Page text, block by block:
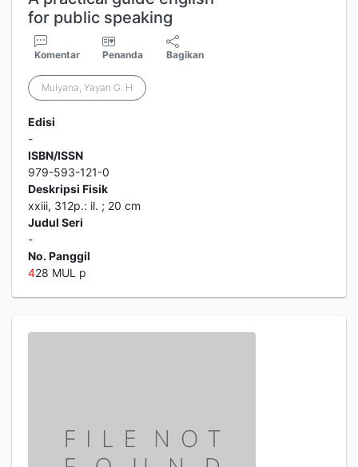
for public speaking
Komentar Penanda Bagikan
Mulyana, Yayan G. H
Edisi
-
ISBN/ISSN
979-593-121-0
Deskripsi Fisik
xxiii, 312p.: il. ; 20 cm
Judul Seri
-
No. Panggil
428 MUL p